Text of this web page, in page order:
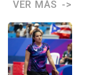
VER MÁS